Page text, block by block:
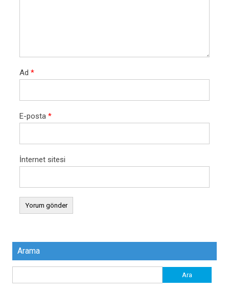
Ad *
E-posta *
İnternet sitesi
Arama